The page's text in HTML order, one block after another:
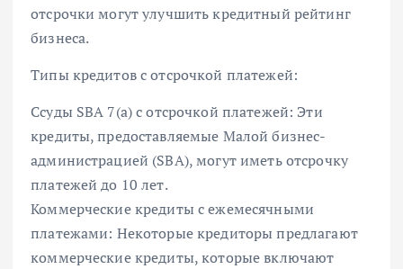
отсрочки могут улучшить кредитный рейтинг
бизнеса.
Типы кредитов с отсрочкой платежей:
Ссуды SBA 7(a) с отсрочкой платежей: Эти
кредиты, предоставляемые Малой бизнес-
администрацией (SBA), могут иметь отсрочку
платежей до 10 лет.
Коммерческие кредиты с ежемесячными
платежами: Некоторые кредиторы предлагают
коммерческие кредиты, которые включают